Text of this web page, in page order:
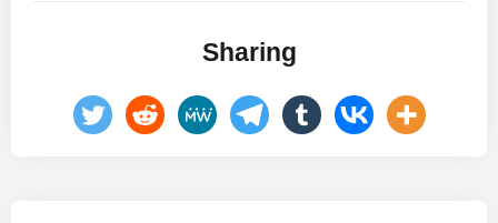
Sharing